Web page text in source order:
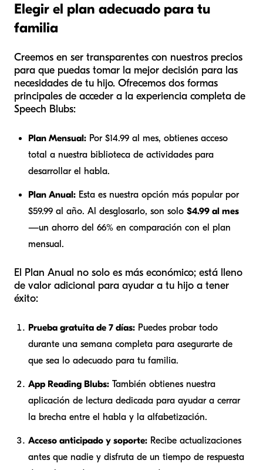
Elegir el plan adecuado para tu
familia
Creemos en ser transparentes con nuestros precios
para que puedas tomar la mejor decisión para las
necesidades de tu hijo. Ofrecemos dos formas
principales de acceder a la experiencia completa de
Speech Blubs:
Plan Mensual: Por $14.99 al mes, obtienes acceso
total a nuestra biblioteca de actividades para
desarrollar el habla.
Plan Anual: Esta es nuestra opción más popular por
$59.99 al año. Al desglosarlo, son solo $4.99 al mes
—un ahorro del 66% en comparación con el plan
mensual.
El Plan Anual no solo es más económico; está lleno
de valor adicional para ayudar a tu hijo a tener
éxito:
Prueba gratuita de 7 días: Puedes probar todo
durante una semana completa para asegurarte de
que sea lo adecuado para tu familia.
App Reading Blubs: También obtienes nuestra
aplicación de lectura dedicada para ayudar a cerrar
la brecha entre el habla y la alfabetización.
Acceso anticipado y soporte: Recibe actualizaciones
antes que nadie y disfruta de un tiempo de respuesta